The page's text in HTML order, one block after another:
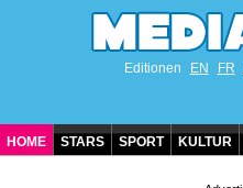
Editionen EN FR
HOME STARS SPORT KULTUR